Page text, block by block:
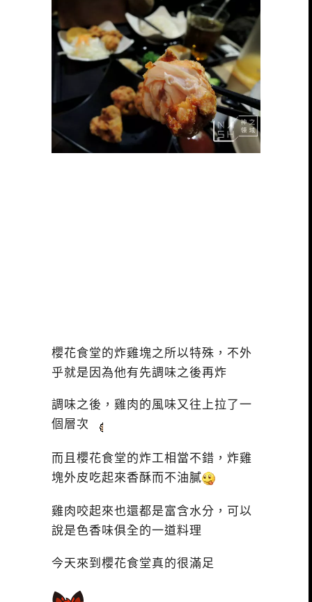
櫻花食堂的炸雞塊之所以特殊，不外
乎就是因為他有先調味之後再炸
調味之後，雞肉的風味又往上拉了一
個層次
而且櫻花食堂的炸工相當不錯，炸雞
塊外皮吃起來香酥而不油膩
雞肉咬起來也還都是富含水分，可以
說是色香味俱全的一道料理
今天來到櫻花食堂真的很滿足